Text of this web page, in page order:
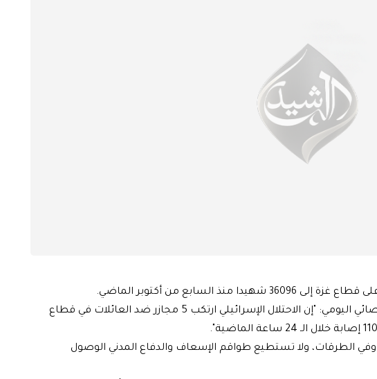
السابع من أكتوبر الماضي.
وقالت وزارة الصحة بغزة، ضمن تقريرها الإحصائي اليومي: "إن الاحتلال الإسرائيلي ارتكب 5 مجازر ضد العائلات في قطاع
الطرقات، ولا تستطيع طواقم الإسعاف والدفاع المدني الوصول